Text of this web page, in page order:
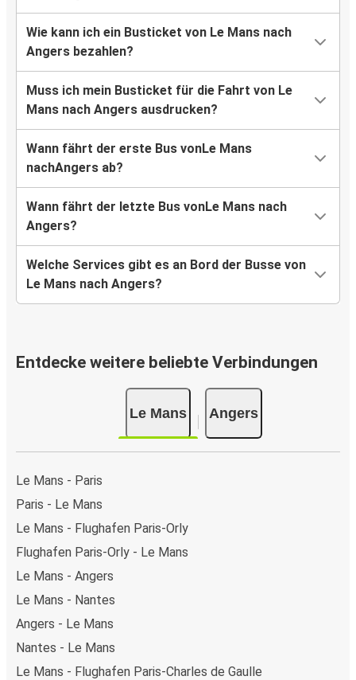
Wie kann ich ein Busticket von Le Mans nach
Angers bezahlen?
Muss ich mein Busticket für die Fahrt von Le
Mans nach Angers ausdrucken?
Wann fährt der erste Bus vonLe Mans
nachAngers ab?
Wann fährt der letzte Bus vonLe Mans nach
Angers?
Welche Services gibt es an Bord der Busse von
Le Mans nach Angers?
Entdecke weitere beliebte Verbindungen
Le Mans Angers
Le Mans - Paris
Paris - Le Mans
Le Mans - Flughafen Paris-Orly
Flughafen Paris-Orly - Le Mans
Le Mans - Angers
Le Mans - Nantes
Angers - Le Mans
Nantes - Le Mans
Le Mans - Flughafen Paris-Charles de Gaulle